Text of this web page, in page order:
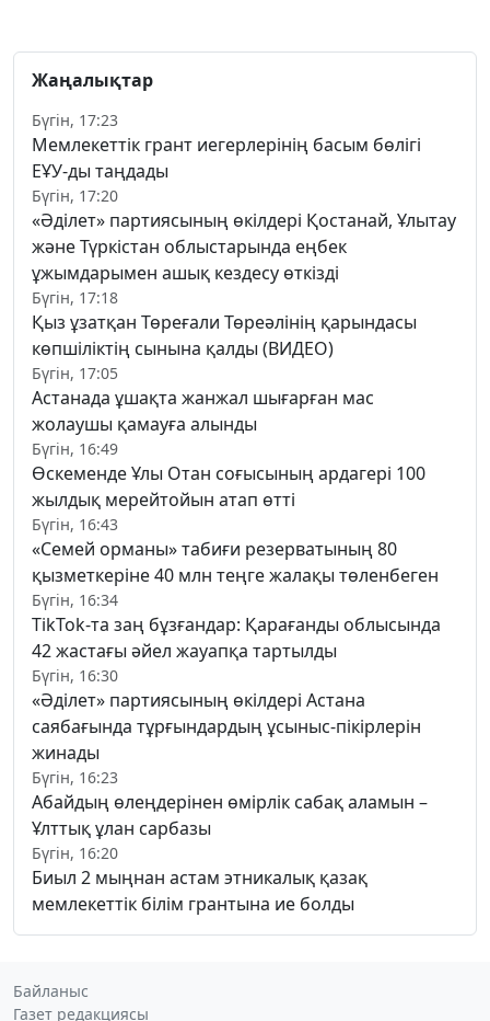
Жаңалықтар
Бүгін, 17:23
Мемлекеттік грант иегерлерінің басым бөлігі
ЕҰУ-ды таңдады
Бүгін, 17:20
«Әділет» партиясының өкілдері Қостанай, Ұлытау
және Түркістан облыстарында еңбек
ұжымдарымен ашық кездесу өткізді
Бүгін, 17:18
Қыз ұзатқан Төреғали Төреәлінің қарындасы
көпшіліктің сынына қалды (ВИДЕО)
Бүгін, 17:05
Астанада ұшақта жанжал шығарған мас
жолаушы қамауға алынды
Бүгін, 16:49
Өскеменде Ұлы Отан соғысының ардагері 100
жылдық мерейтойын атап өтті
Бүгін, 16:43
«Семей орманы» табиғи резерватының 80
қызметкеріне 40 млн теңге жалақы төленбеген
Бүгін, 16:34
TikTok-та заң бұзғандар: Қарағанды облысында
42 жастағы әйел жауапқа тартылды
Бүгін, 16:30
«Әділет» партиясының өкілдері Астана
саябағында тұрғындардың ұсыныс-пікірлерін
жинады
Бүгін, 16:23
Абайдың өлеңдерінен өмірлік сабақ аламын –
Ұлттық ұлан сарбазы
Бүгін, 16:20
Биыл 2 мыңнан астам этникалық қазақ
мемлекеттік білім грантына ие болды
Байланыс
Газет редакциясы